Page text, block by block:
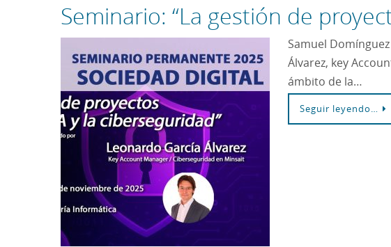
Seminario: “La gestión de
Samuel
Álvarez, key
ámbito de la…
Seguir leyendo…